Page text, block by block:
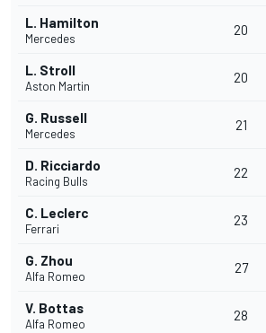
L. Hamilton
Mercedes
20
L. Stroll
Aston Martin
20
G. Russell
Mercedes
21
D. Ricciardo
Racing Bulls
22
C. Leclerc
Ferrari
23
G. Zhou
Alfa Romeo
27
V. Bottas
Alfa Romeo
28